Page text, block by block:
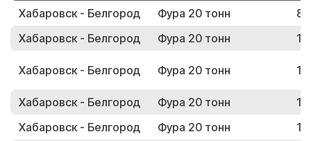
Хабаровск - Белгород Фура 20 тонн
Хабаровск - Белгород
Фура 20 тонн
Хабаровск - Белгород Фура 20 тонн
Хабаровск - Белгород Фура 20 тонн
Хабаровск - Белгород
Фура 20 тонн